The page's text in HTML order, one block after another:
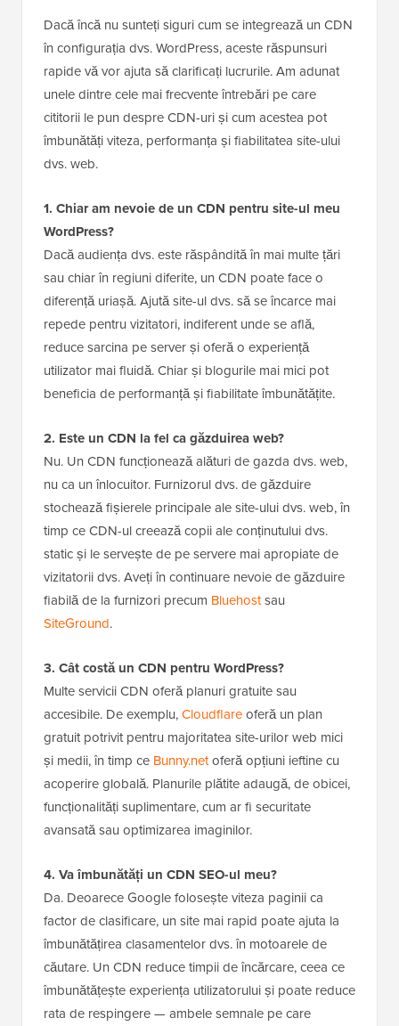
Dacă încă nu sunteți siguri cum se integrează un CDN
în configurația dvs. WordPress, aceste răspunsuri
rapide vă vor ajuta să clarificați lucrurile. Am adunat
unele dintre cele mai frecvente întrebări pe care
cititorii le pun despre CDN-uri și cum acestea pot
îmbunătăți viteza, performanța și fiabilitatea site-ului
dvs. web.
1. Chiar am nevoie de un CDN pentru site-ul meu
WordPress?
Dacă audiența dvs. este răspândită în mai multe țări
sau chiar în regiuni diferite, un CDN poate face o
diferență uriașă. Ajută site-ul dvs. să se încarce mai
repede pentru vizitatori, indiferent unde se află,
reduce sarcina pe server și oferă o experiență
utilizator mai fluidă. Chiar și blogurile mai mici pot
beneficia de performanță și fiabilitate îmbunătățite.
2. Este un CDN la fel ca găzduirea web?
Nu. Un CDN funcționează alături de gazda dvs. web,
nu ca un înlocuitor. Furnizorul dvs. de găzduire
stochează fișierele principale ale site-ului dvs. web, în
timp ce CDN-ul creează copii ale conținutului dvs.
static și le servește de pe servere mai apropiate de
vizitatorii dvs. Aveți în continuare nevoie de găzduire
fiabilă de la furnizori precum Bluehostsau
SiteGround.
3. Cât costă un CDN pentru WordPress?
Multe servicii CDN oferă planuri gratuite sau
accesibile. De exemplu,Cloudflareoferă un plan
gratuit potrivit pentru majoritatea site-urilor web mici
și medii, în timp ce Bunny.netoferă opțiuni ieftine cu
acoperire globală. Planurile plătite adaugă, de obicei,
funcționalități suplimentare, cum ar fi securitate
avansată sau optimizarea imaginilor.
4. Va îmbunătăți un CDN SEO-ul meu?
Da. Deoarece Google folosește viteza paginii ca
factor de clasificare, un site mai rapid poate ajuta la
îmbunătățirea clasamentelor dvs. în motoarele de
căutare. Un CDN reduce timpii de încărcare, ceea ce
îmbunătățește experiența utilizatorului și poate reduce
rata de respingere — ambele semnale pe care